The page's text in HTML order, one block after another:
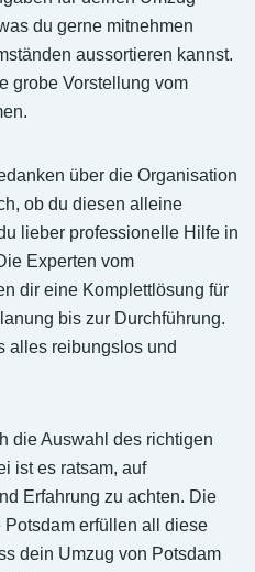
du gerne mitnehmen
aussortieren kannst.
grobe Vorstellung vom
über die Organisation
ob du diesen alleine
lieber professionelle Hilfe in
Experten vom
dir eine Komplettlösung für
bis zur Durchführung.
alles reibungslos und
die Auswahl des richtigen
ist es ratsam, auf
Erfahrung zu achten. Die
erfüllen all diese
dein Umzug von Potsdam